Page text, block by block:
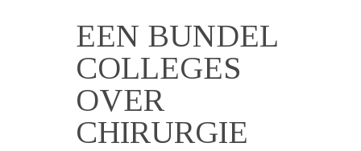
EEN BUNDEL
COLLEGES
OVER
CHIRURGIE